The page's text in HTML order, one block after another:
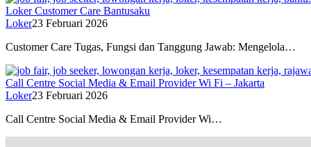
Loker Customer Care Bantusaku
Loker23 Februari 2026
Customer Care Tugas, Fungsi dan Tanggung Jawab: Mengelola…
Call Centre Social Media & Email Provider Wi Fi – Jakarta
Loker23 Februari 2026
Call Centre Social Media & Email Provider Wi…